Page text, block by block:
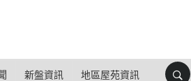
新盤資訊 地區屋苑資訊